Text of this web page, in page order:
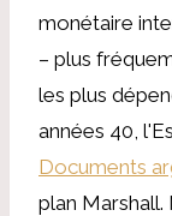
monétaire
– plus
les plus
années 40,
Documents
plan